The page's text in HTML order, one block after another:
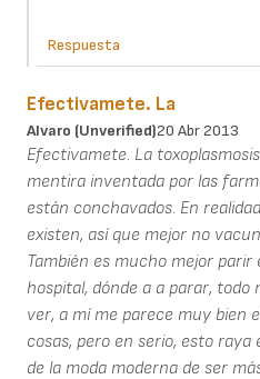
Respuesta
Efectivamete. La
Alvaro (unverified)20 Abr 2013
Efectivamete. La
mentira inventada por las
están conchavados. En
existen, así que mejor no
También es mucho mejor
hospital, dónde a a parar,
ver, a mí me parece muy bien
cosas, pero en serio, esto raya
de la moda moderna de ser